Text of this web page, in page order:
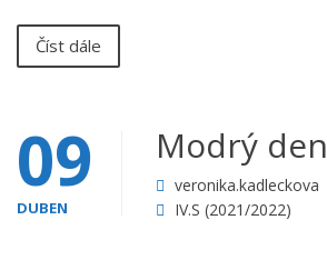
Číst dále
09
DUBEN
Modrý den
veronika.kadleckova
IV.S (2021/2022)